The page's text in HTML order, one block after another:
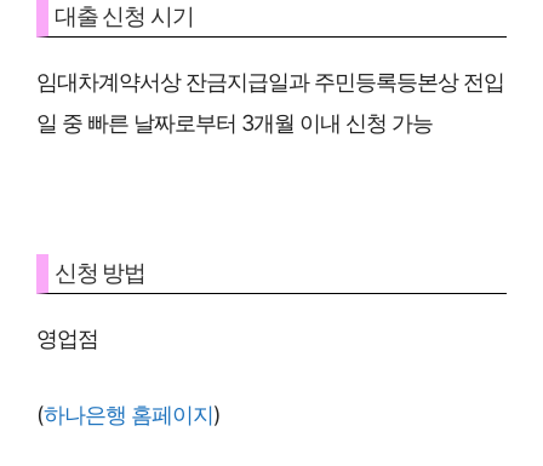
대출 신청 시기
임대차계약서상 잔금지급일과 주민등록등본상 전입
일 중 빠른 날짜로부터 3개월 이내 신청 가능
신청 방법
영업점
(하나은행 홈페이지)